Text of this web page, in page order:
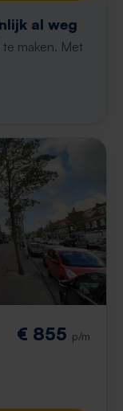
al weg
te maken. Met
€ 855 p/m